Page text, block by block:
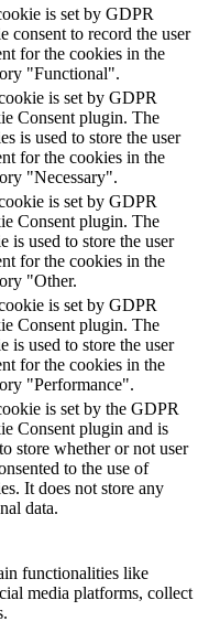
is set by GDPR
consent to record the user
for the cookies in the
"Functional".
is set by GDPR
Consent plugin. The
is used to store the user
for the cookies in the
"Necessary".
is set by GDPR
Consent plugin. The
is used to store the user
for the cookies in the
"Other.
is set by GDPR
Consent plugin. The
is used to store the user
for the cookies in the
"Performance".
is set by the GDPR
Consent plugin and is
store whether or not user
to the use of
It does not store any
data.
functionalities like
media platforms, collect